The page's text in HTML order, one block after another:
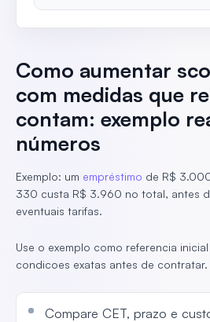
Como aumentar
com medidas que
contam: exemplo
números
Exemplo: um empréstimo de R$
330 custa R$ 3.960 no total, antes
eventuais tarifas.
Use o exemplo como referencia
condicoes exatas antes de contratar.
Compare CET, prazo e